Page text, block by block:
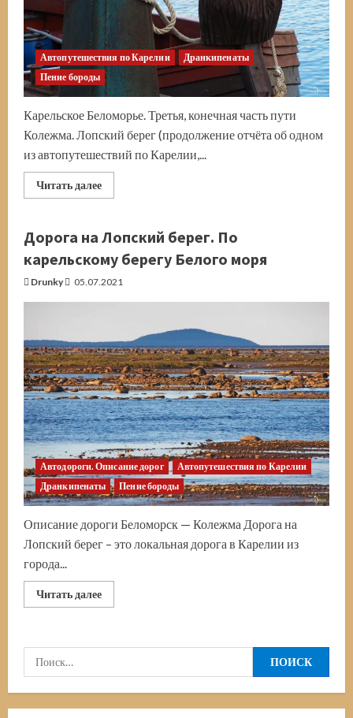
Автопутешествия по Карелии
Дранкипенаты
Пение бороды
Карельское Беломорье. Третья, конечная часть пути
Колежма. Лопский берег (продолжение отчёта об одном
из автопутешествий по Карелии,...
Читать далееПрочитать
больше
К
Лопскому
берегу
на
своём
Дорога на Лопский берег. По
карельскому берегу Белого моря
Drunky 05.07.2021
Автодороги. Описание дорог
Автопутешествия по Карелии
Дранкипенаты
Пение бороды
Описание дороги Беломорск — Колежма Дорога на
Лопский берег – это локальная дорога в Карелии из
города...
Читать далееПрочитать
больше
Лопский
карельскому
берегу
Найти: